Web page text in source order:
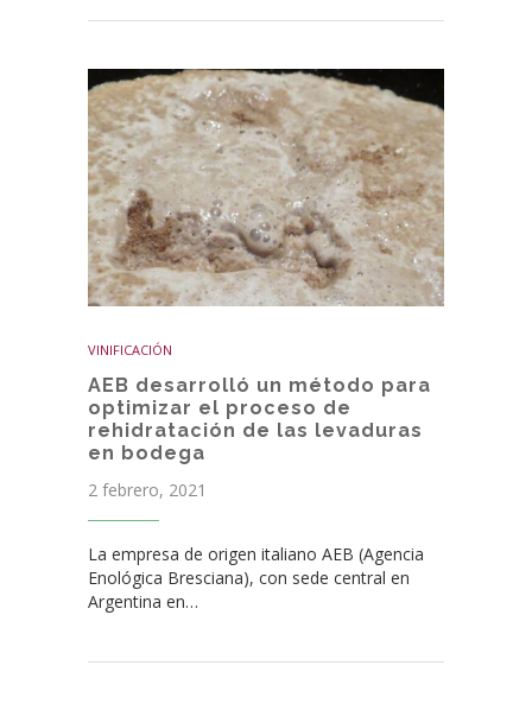
VINIFICACIÓN
AEB desarrolló un método para
optimizar el proceso de
rehidratación de las levaduras
en bodega
2 febrero, 2021
La empresa de origen italiano AEB (Agencia
Enológica Bresciana), con sede central en
Argentina en…